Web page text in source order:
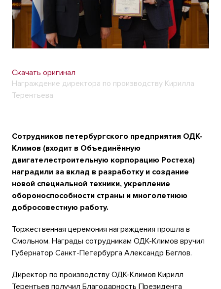
Скачать оригинал
Награждение директора по производству Кирилла
Терентьева
Сотрудников петербургского предприятия ОДК-
Климов (входит в Объединённую
двигателестроительную корпорацию Ростеха)
наградили за вклад в разработку и создание
новой специальной техники, укрепление
обороноспособности страны и многолетнюю
добросовестную работу.
Торжественная церемония награждения прошла в
Смольном. Награды сотрудникам ОДК-Климов вручил
Губернатор Санкт-Петербурга Александр Беглов.
Директор по производству ОДК-Климов Кирилл
Терентьев получил Благодарность Президента